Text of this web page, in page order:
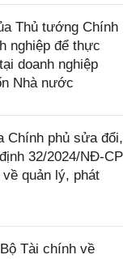
Thủ tướng Chính
nghiệp để thực
doanh nghiệp
Nhà nước
Chính phủ sửa đổi,
32/2024/NĐ-CP
quản lý, phát
Tài chính về